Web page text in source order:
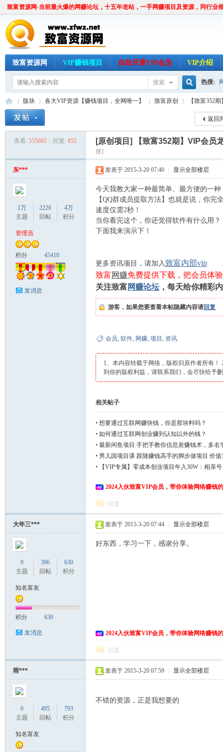
致富资源网·当前最火爆的网赚论坛，十五年老站，一手网赚项目及资源，同行业
致富资源网 VIP赚钱项目 自助开通VIP会员 VIP介绍
搜索
搜
索
热搜:
»
版块
›
各大VIP资源【赚钱项目，全网唯一】
›
致富原创
›
【致富352
返回
查看: 555692 回复: 852 [原创项目] 【致富352期】VIP会员
接]
东***
1万
主题
2226
回帖
4万
积分
管理员
积分 45410
发消息
发表于 2015-3-20 07:40 显示全部楼层
今天我教大家一种最简单、最方便的一种
【QQ群成员提取方法】也就是说，你
速度仅需2秒！
当你看完这个，你还觉得软件有什么用？
下面我来演示下！
更多资讯项目，请加入致富内部vip
致富 网赚免费提供下载，把会员体
关注致富 网赚论坛，每天给你精彩
游客，如果您要查看本帖隐藏内容请回复
会员, 软件, 网赚, 项目 , 资讯
1、本内容转载于网络，版权归原作者所有
到你的版权利益，请联系我们，会尽快给予
相关帖子
• 想要通过互联网赚快钱，你是那块料吗？
• 如何通过互联网创业赚到认知以外的钱？
• 最新闲鱼项目:手把手教你信息差赚钱术，多名
• 男儿国项目课 跟随赚钱高手的脚步做项目 价值
•
【VIP专属】零成本创业项目年入30W：相亲
2024入伙致富VIP会员，带你体验网络赚钱
回复
大年三***
0
主题
396
回帖
630
积分
知名富友
积分 630
发消息
发表于 2015-3-20 07:44 显示全部楼层
好东西，学习一下，感谢分享。
2024入伙致富VIP会员，带你体验网络赚钱
回复
雨***
0
主题
495
回帖
793
积分
知名富友
发表于 2015-3-20 07:59 显示全部楼层
不错的资源，正是我想要的